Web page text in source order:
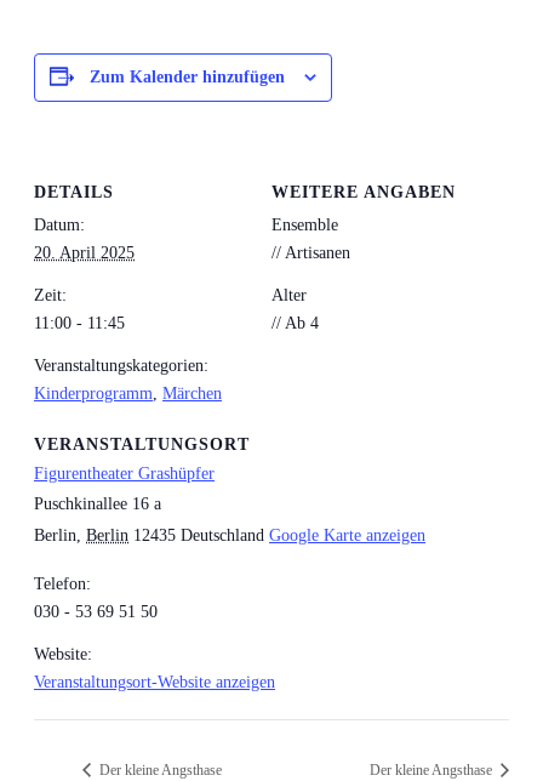
Zum Kalender hinzufügen
DETAILS
Datum:
20. April 2025
Zeit:
11:00 - 11:45
Veranstaltungskategorien:
Kinderprogramm, Märchen
VERANSTALTUNGSORT
Figurentheater Grashüpfer
Puschkinallee 16 a
Berlin Berlin 12435 Deutschland Google Karte anzeigen
Telefon:
030 - 53 69 51 50
Website:
Veranstaltungsort-Website anzeigen
WEITERE ANGABEN
Ensemble
// Artisanen
Alter
// Ab 4
Der kleine Angsthase Der kleine Angsthase